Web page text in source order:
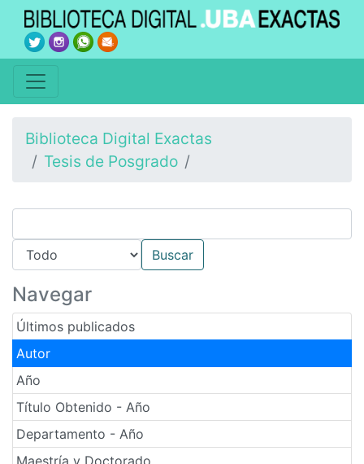
Biblioteca Digital Exactas
Tesis de Posgrado
Navegar
Últimos publicados
Autor
Año
Título Obtenido - Año
Departamento - Año